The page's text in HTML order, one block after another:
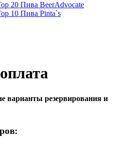
20 Пива BeerAdvocate
10 Пива Pinta`s
варианты резервирования и